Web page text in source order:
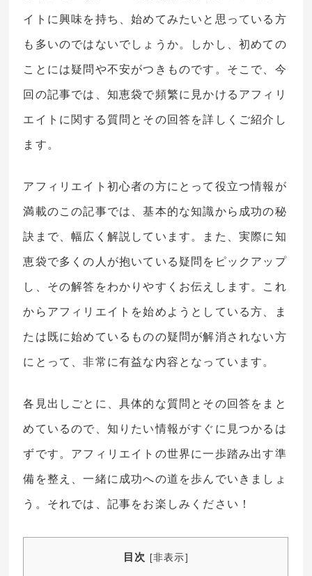
イトに興味を持ち、始めてみたいと思っている方
も多いのではないでしょうか。しかし、初めての
ことには疑問や不安がつきものです。そこで、今
回の記事では、知恵袋で頻繁に見かけるアフィリ
エイトに関する質問とその回答を詳しくご紹介し
ます。
アフィリエイト初心者の方にとって役立つ情報が
満載のこの記事では、基本的な知識から成功の秘
訣まで、幅広く解説しています。また、実際に知
恵袋で多くの人が抱いている疑問をピックアップ
し、その解答をわかりやすくお伝えします。これ
からアフィリエイトを始めようとしている方、ま
たは既に始めているものの疑問が解消されない方
にとって、非常に有益な内容となっています。
各見出しごとに、具体的な質問とその回答をまと
めているので、知りたい情報がすぐに見つかるは
ずです。アフィリエイトの世界に一歩踏み出す準
備を整え、一緒に成功への道を歩んでいきましょ
う。それでは、記事をお楽しみください！
目次 [非表示]